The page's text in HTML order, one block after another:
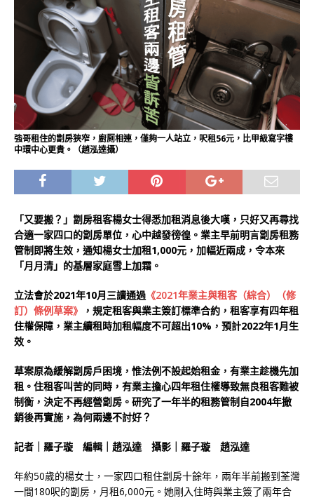
強哥租住的劏房狹窄，廚厠相連，僅夠一人站立，呎租56元，比甲級寫字樓
中環中心更貴。（趙泓達攝）
「又要搬？」劏房租客楊女士得悉加租消息後大嘆，只好又再尋找
合適一家四口的劏房單位，心中越發徬徨。業主早前明言劏房租務
管制即將生效，通知楊女士加租1,000元，加幅近兩成，令本來
「月月清」的基層家庭雪上加霜。
立法會於2021年10月三讀通過 《2021年業主與租客（綜合）（修
訂）條例草案》
，規定租客與業主簽訂標準合約，租客享有四年租
住權保障，業主續租時加租幅度不可超出10%，預計2022年1月生
效。
草案原為緩解劏房戶困境，惟法例不設起始租金，有業主趁機先加
租。住租客叫苦的同時，有業主擔心四年租住權導致無良租客難被
制衡，決定不再經營劏房。研究了一年半的租務管制自2004年撤
銷後再實施，為何兩邊不討好？
記者｜羅子璇 編輯｜趙泓達 攝影｜羅子璇 趙泓達
年約50歲的楊女士，一家四口租住劏房十餘年，兩年半前搬到荃灣
一間180呎的劏房，月租6,000元。她剛入住時與業主簽了兩年合